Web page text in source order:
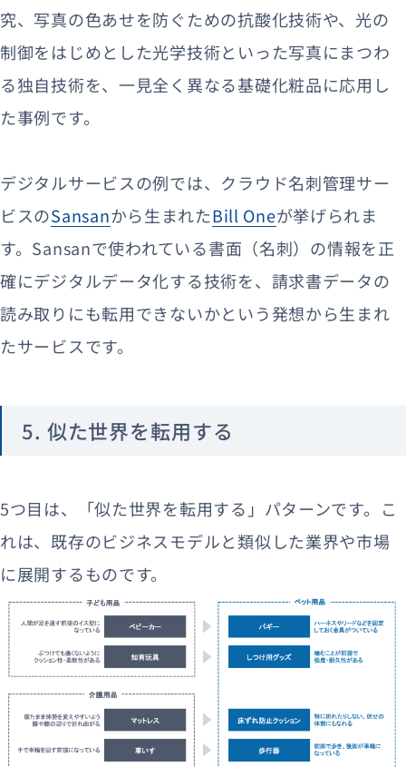
究、写真の色あせを防ぐための抗酸化技術や、光の
制御をはじめとした光学技術といった写真にまつわ
る独自技術を、一見全く異なる基礎化粧品に応用し
た事例です。
デジタルサービスの例では、クラウド名刺管理サー
ビスのSansanから生まれたBill Oneが挙げられま
す。Sansanで使われている書面（名刺）の情報を正
確にデジタルデータ化する技術を、請求書データの
読み取りにも転用できないかという発想から生まれ
たサービスです。
5. 似た世界を転用する
5つ目は、「似た世界を転用する」パターンです。こ
れは、既存のビジネスモデルと類似した業界や市場
に展開するものです。